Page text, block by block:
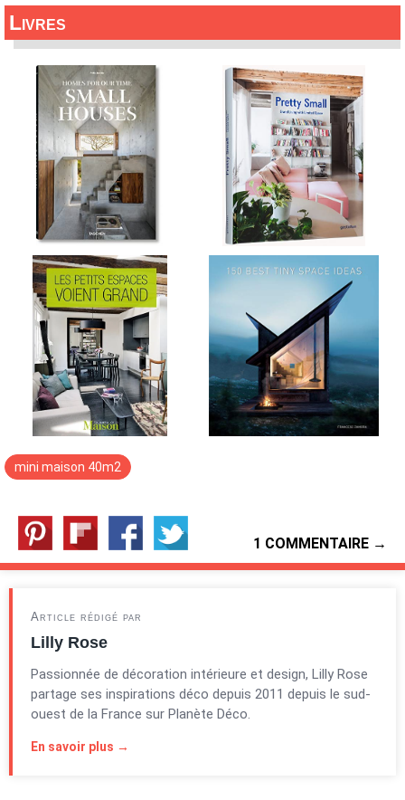
Livres
mini maison 40m2
1 COMMENTAIRE →
Article rédigé par
Lilly Rose
Passionnée de décoration intérieure et design, Lilly Rose
partage ses inspirations déco depuis 2011 depuis le sud-
ouest de la France sur Planète Déco.
En savoir plus →